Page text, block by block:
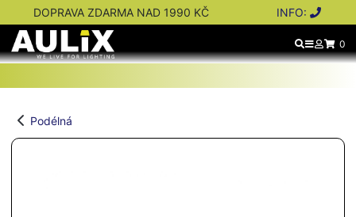
DOPRAVA ZDARMA NAD 1990 KČ INFO:
0
Podélná